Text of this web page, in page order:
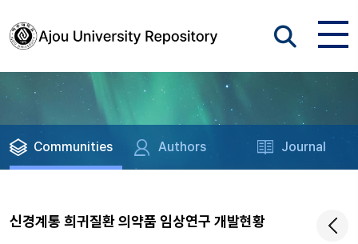
Communities Authors Journal
신경계통 희귀질환 의약품 임상연구 개발현황